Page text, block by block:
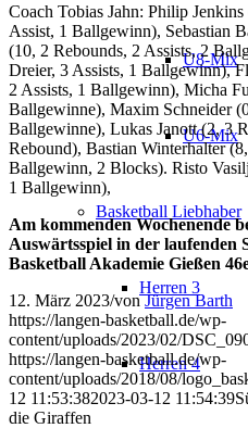
U8-Mix
U6-Mix
Basketball Liebhaber
Herren 3
Herren 4
Coach Tobias Jahn: Philip
Assist, 1 Ballgewinn), Sebastian
(10, 2 Rebounds, 2 Assists, 2
Dreier, 3 Assists, 1 Ballgewinn),
2 Assists, 1 Ballgewinn), Micha
Ballgewinne), Maxim Schneider
Ballgewinne), Lukas Janott (2, 3
Rebound), Bastian Winterhalter
Ballgewinn, 2 Blocks). Risto
1 Ballgewinn),
Am kommenden Wochenende
Auswärtsspiel in der laufenden
Basketball Akademie Gießen
12. März 2023/vonJürgen Barth
https://langen-basketball.de/wp-
content/uploads/2023/02/
https://langen-basketball.de/wp-
content/uploads/2018/08/
12 11:53:382023-03-12 11:54:39
die Giraffen